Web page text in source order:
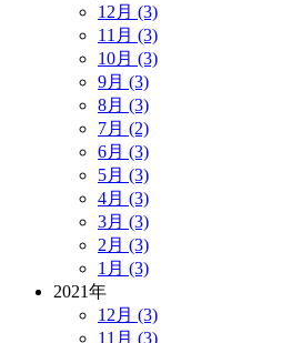
12月 (3)
11月 (3)
10月 (3)
9月 (3)
8月 (3)
7月 (2)
6月 (3)
5月 (3)
4月 (3)
3月 (3)
2月 (3)
1月 (3)
2021年
12月 (3)
11月 (3)